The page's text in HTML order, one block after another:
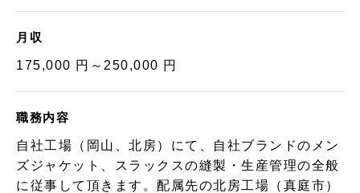
月収
175,000 円～250,000 円
職務内容
自社工場（岡山、北房）にて、自社ブランドのメン
ズジャケット、スラックスの縫製・生産管理の全般
に従事して頂きます。配属先の北房工場（真庭市）